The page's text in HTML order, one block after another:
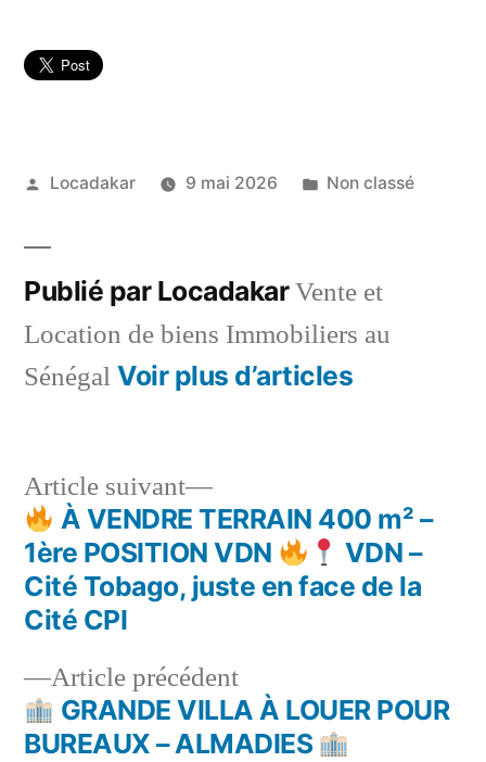
Publié
Locadakar 9 mai 2026
Publié
Non classé
Publié par LocadakarVente et
Location de biens Immobiliers au
Sénégal Voir plus d’articles
Navigation
de
l’article
Article précédentArticle
précédent :
GRANDE VILLA À LOUER POUR
BUREAUX – ALMADIES
Article suivant
Article
suivant :
À VENDRE TERRAIN 400 m² –
1ère POSITION VDN
VDN –
Cité Tobago, juste en face de la
Cité CPI